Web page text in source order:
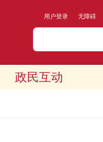
用户登录 无障碍
政民互动